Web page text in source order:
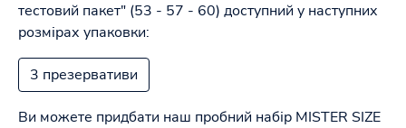
тестовий пакет" (53 - 57 - 60) доступний у наступних
розмірах упаковки:
3 презервативи
Ви можете придбати наш пробний набір MISTER SIZE